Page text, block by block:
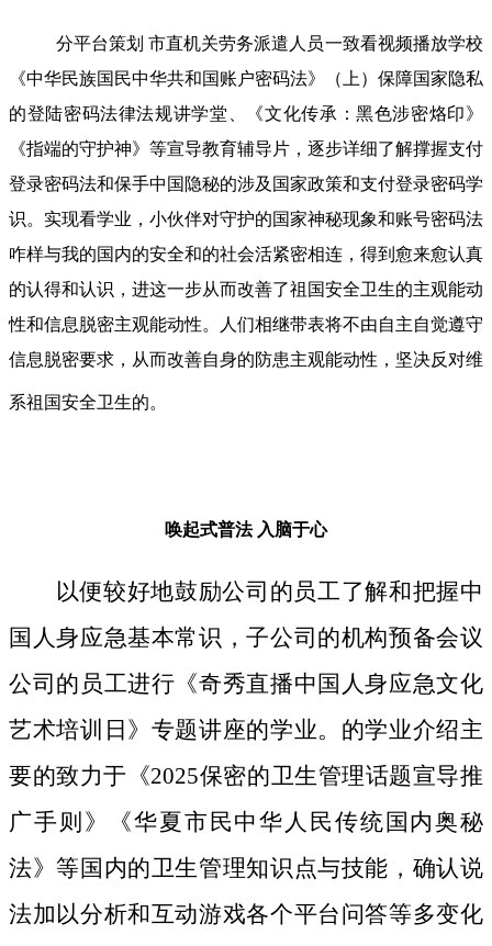
分平台策划 市直机关劳务派遣人员一致看视频播放学校
《中华民族国民中华共和国账户密码法》（上）保障国家隐私
的登陆密码法律法规讲学堂、《文化传承：黑色涉密烙印》
《指端的守护神》等宣导教育辅导片，逐步详细了解撑握支付
登录密码法和保手中国隐秘的涉及国家政策和支付登录密码学
识。实现看学业，小伙伴对守护的国家神秘现象和账号密码法
咋样与我的国内的安全和的社会活紧密相连，得到愈来愈认真
的认得和认识，进这一步从而改善了祖国安全卫生的主观能动
性和信息脱密主观能动性。人们相继带表将不由自主自觉遵守
信息脱密要求，从而改善自身的防患主观能动性，坚决反对维
系祖国安全卫生的。
唤起式普法 入脑于心
以便较好地鼓励公司的员工了解和把握中
国人身应急基本常识，子公司的机构预备会议
公司的员工进行《奇秀直播中国人身应急文化
艺术培训日》专题讲座的学业。的学业介绍主
要的致力于《2025保密的卫生管理话题宣导推
广手则》《华夏市民中华人民传统国内奥秘
法》等国内的卫生管理知识点与技能，确认说
法加以分析和互动游戏各个平台问答等多变化